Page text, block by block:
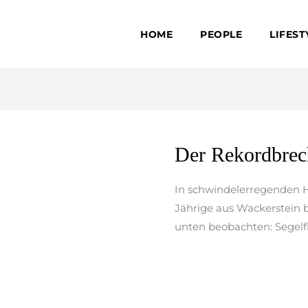
HOME PEOPLE
Der
In schwindelerregenden
Jährige aus Wackerstein
unten beobachten:
Der